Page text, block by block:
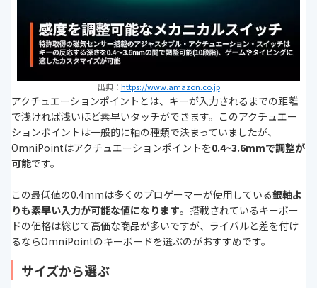
出典： https://www.amazon.co.jp
アクチュエーションポイントとは、キーが入力されるまでの距離
で浅ければ浅いほど素早いタッチができます。このアクチュエー
ションポイントは一般的に軸の種類で決まっていましたが、
OmniPointはアクチュエーションポイントを0.4~3.6mmで調整が
可能です。
この最低値の0.4mmは多くのプロゲーマーが使用している銀軸よ
りも素早い入力が可能な値になります。搭載されているキーボー
ドの価格は総じて高価な商品が多いですが、ライバルと差を付け
るならOmniPointのキーボードを選ぶのがおすすめです。
サイズから選ぶ